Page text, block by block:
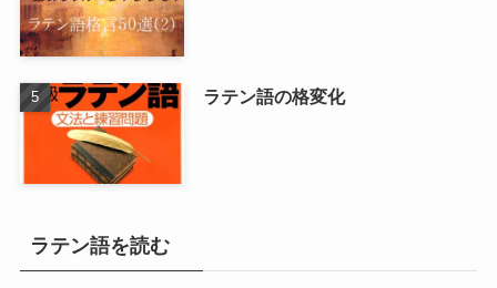
ラテン語の格変化
ラテン語を読む